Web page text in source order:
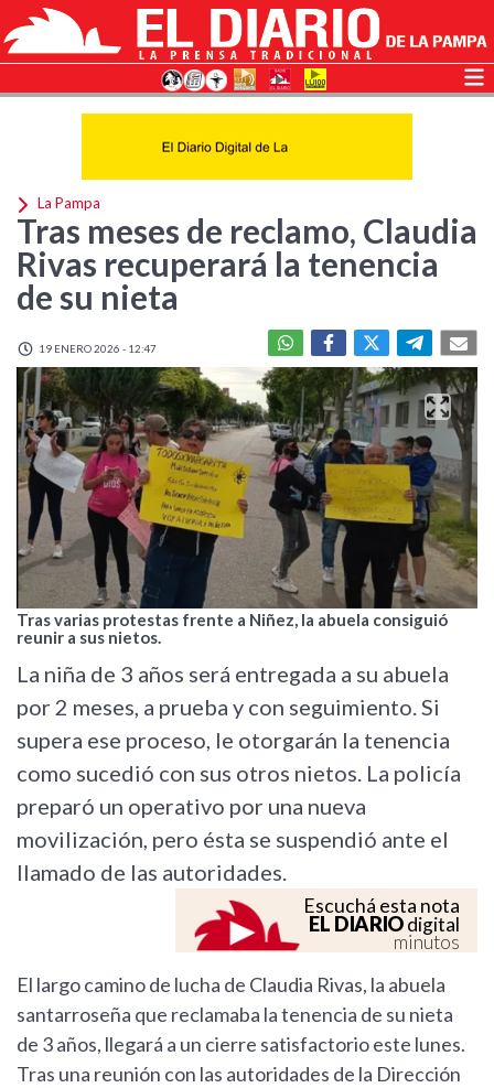
La Pampa
Tras meses de reclamo, Claudia
Rivas recuperará la tenencia
de su nieta
19 ENERO 2026 - 12:47
Tras varias protestas frente a Niñez, la abuela consiguió
reunir a sus nietos.
La niña de 3 años será entregada a su abuela
por 2 meses, a prueba y con seguimiento. Si
supera ese proceso, le otorgarán la tenencia
como sucedió con sus otros nietos. La policía
preparó un operativo por una nueva
movilización, pero ésta se suspendió ante el
llamado de las autoridades.
Escuchá esta nota
EL DIARIOdigital
minutos
El largo camino de lucha de Claudia Rivas, la abuela
santarroseña que reclamaba la tenencia de su nieta
de 3 años, llegará a un cierre satisfactorio este lunes.
Tras una reunión con las autoridades de la Dirección